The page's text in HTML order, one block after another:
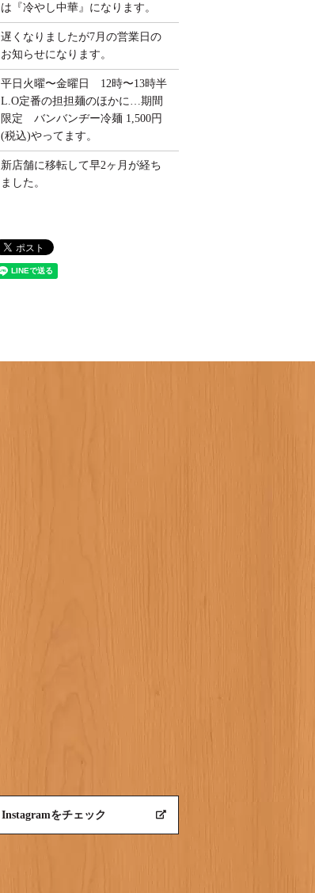
は『冷やし中華』になります。
遅くなりましたが7月の営業日の
お知らせになります。
平日火曜〜金曜日 12時〜13時半
L.O定番の担担麺のほかに…期間
限定 バンバンヂー冷麺 1,500円
(税込)やってます。
新店舗に移転して早2ヶ月が経ち
ました。
Instagramをチェック